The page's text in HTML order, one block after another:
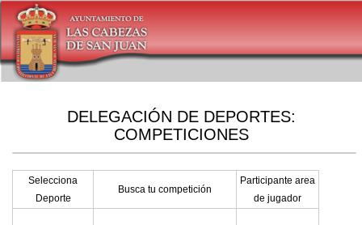
DELEGACIÓN DE DEPORTES:
COMPETICIONES
Selecciona
Deporte
Busca tu competición
Participante area
de jugador